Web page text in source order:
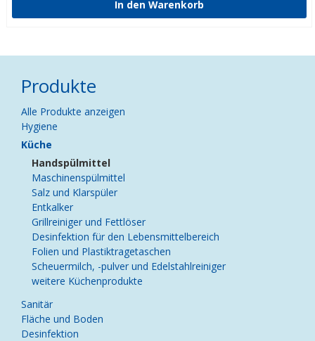
Produkte
Navigation
überspringen
Alle Produkte anzeigen
Hygiene
Küche
Handspülmittel
Maschinenspülmittel
Salz und Klarspüler
Entkalker
Grillreiniger und Fettlöser
Desinfektion für den Lebensmittelbereich
Folien und Plastiktragetaschen
Scheuermilch, -pulver und Edelstahlreiniger
weitere Küchenprodukte
Sanitär
Fläche und Boden
Desinfektion